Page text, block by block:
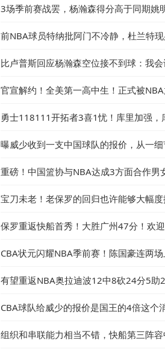
3场季前赛战罢，杨瀚森得分高于同期姚
前NBA球员特纳批阿门不冷静，杜兰特
比卢普斯回应杨瀚森空位接不到球：我
官宣解约！全美第一高中生！正式被
勇士118111开拓者3喜1忧！库里加强
曝威少收到一支中国球队的报价，从一
重磅！中国篮协与NBA达成3方面合作男
宝刀未老！老保罗的回归也许能够大幅
保罗重返快船首秀！大胜广州47分！欢
CBA状元闪耀NBA季前赛！陈国豪连两
有望重返NBA奥拉迪波12中8砍24分5助
CBA球队给威少的报价是国王的4倍这个
组织和串联能力相当不错，快船第三阵